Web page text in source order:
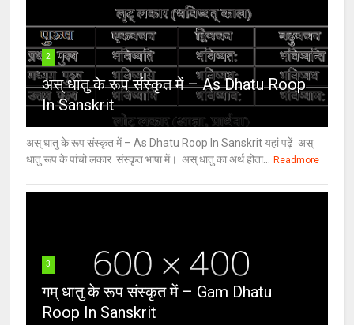
2
अस् धातु के रूप संस्कृत में – As Dhatu Roop
In Sanskrit
अस् धातु के रूप संस्कृत में – As Dhatu Roop In Sanskrit यहां पढ़ें अस्
धातु रूप के पांचो लकार संस्कृत भाषा में। अस् धातु का अर्थ होता...
Readmore
3
गम् धातु के रूप संस्कृत में – Gam Dhatu
Roop In Sanskrit